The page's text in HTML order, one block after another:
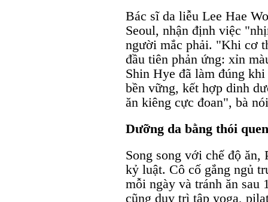
Bác sĩ da liễu Lee Hae
Seoul, nhận định việc
người mắc phải. "Khi cơ
đầu tiên phản ứng: xỉn
Shin Hye đã làm đúng
bền vững, kết hợp dinh
ăn kiêng cực đoan", bà
Dưỡng da bằng thói
Song song với chế độ
kỷ luật. Cô cố gắng ngủ
mỗi ngày và tránh ăn sau
cũng duy trì tập yoga,